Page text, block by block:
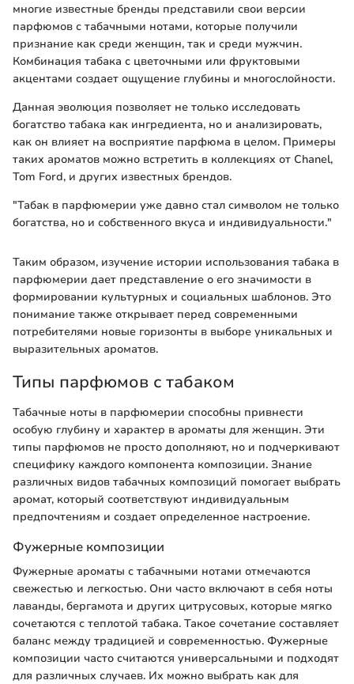
многие известные бренды представили свои версии
парфюмов с табачными нотами, которые получили
признание как среди женщин, так и среди мужчин.
Комбинация табака с цветочными или фруктовыми
акцентами создает ощущение глубины и многослойности.
Данная эволюция позволяет не только исследовать
богатство табака как ингредиента, но и анализировать,
как он влияет на восприятие парфюма в целом. Примеры
таких ароматов можно встретить в коллекциях от Chanel,
Tom Ford, и других известных брендов.
"Табак в парфюмерии уже давно стал символом не только
богатства, но и собственного вкуса и индивидуальности."
Таким образом, изучение истории использования табака в
парфюмерии дает представление о его значимости в
формировании культурных и социальных шаблонов. Это
понимание также открывает перед современными
потребителями новые горизонты в выборе уникальных и
выразительных ароматов.
Типы парфюмов с табаком
Табачные ноты в парфюмерии способны привнести
особую глубину и характер в ароматы для женщин. Эти
типы парфюмов не просто дополняют, но и подчеркивают
специфику каждого компонента композиции. Знание
различных видов табачных композиций помогает выбрать
аромат, который соответствуют индивидуальным
предпочтениям и создает определенное настроение.
Фужерные композиции
Фужерные ароматы с табачными нотами отмечаются
свежестью и легкостью. Они часто включают в себя ноты
лаванды, бергамота и других цитрусовых, которые мягко
сочетаются с теплотой табака. Такое сочетание составляет
баланс между традицией и современностью. Фужерные
композиции часто считаются универсальными и подходят
для различных случаев. Их можно выбрать как для